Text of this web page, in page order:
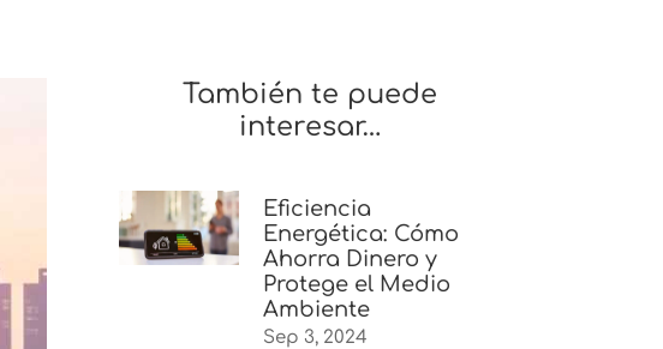
También te puede
interesar…
Eficiencia
Energética: Cómo
Ahorra Dinero y
Protege el Medio
Ambiente
Sep 3, 2024